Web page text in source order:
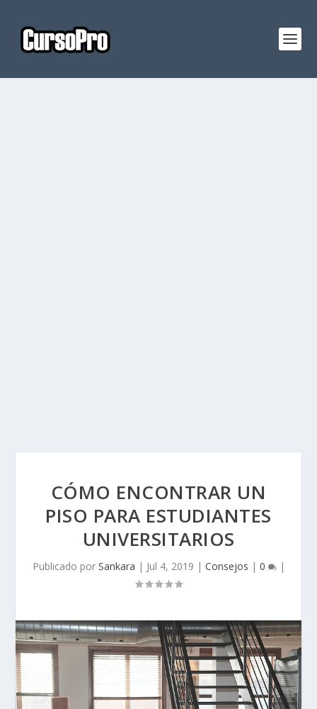
CÓMO ENCONTRAR UN
PISO PARA ESTUDIANTES
UNIVERSITARIOS
Publicado por Sankara | Jul 4, 2019 | Consejos | 0 |